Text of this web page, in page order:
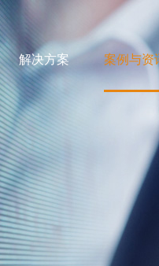
解决方案 案例与资